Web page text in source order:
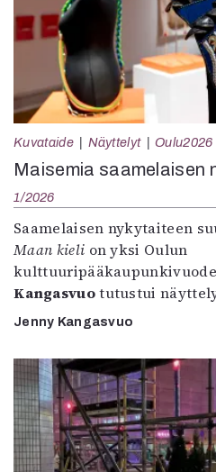
Kuvataide Näyttelyt Oulu2026
Maisemia saamelaisen
1/2026
Saamelaisen nykytaiteen
Maan kieli on yksi Oulun
Kangasvuotutustui
Jenny Kangasvuo